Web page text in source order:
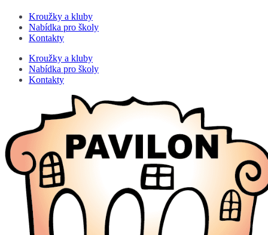
Kroužky a kluby
Nabídka pro školy
Kontakty
Kroužky a kluby
Nabídka pro školy
Kontakty